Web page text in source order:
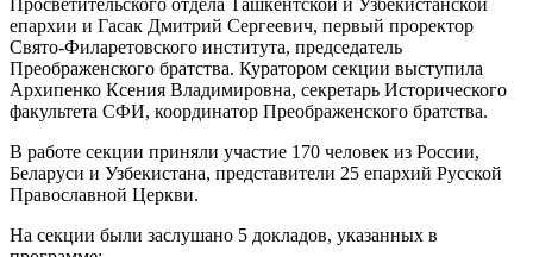
епархии и Гасак Дмитрий Сергеевич, первый проректор
Свято-Филаретовского института, председатель
Преображенского братства. Куратором секции выступила
Архипенко Ксения Владимировна, секретарь Исторического
факультета СФИ, координатор Преображенского братства.
В работе секции приняли участие 170 человек из России,
Беларуси и Узбекистана, представители 25 епархий Русской
Православной Церкви.
На секции были заслушано 5 докладов, указанных в